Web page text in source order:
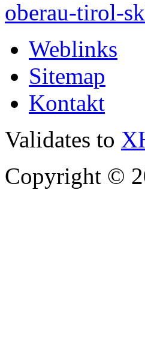
Weblinks
Sitemap
Kontakt
Validates to
Copyright ©